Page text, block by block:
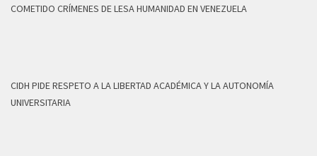
COMETIDO CRÍMENES DE LESA HUMANIDAD EN VENEZUELA
CIDH PIDE RESPETO A LA LIBERTAD ACADÉMICA Y LA AUTONOMÍA
UNIVERSITARIA